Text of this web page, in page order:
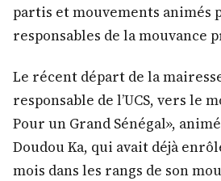
partis et mouvements animés
responsables de la mouvance
Le récent départ de la
responsable de l’UCS, vers le
Pour un Grand Sénégal»,
Doudou Ka, qui avait déjà
mois dans les rangs de son